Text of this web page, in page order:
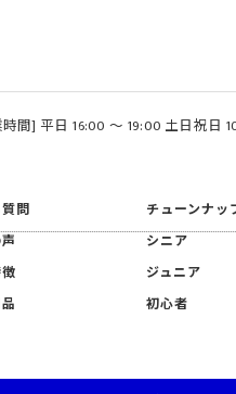
間] 平日 16:00 〜 19:00 土日祝日
問
チューンナッ
シニア
ジュニア
初心者